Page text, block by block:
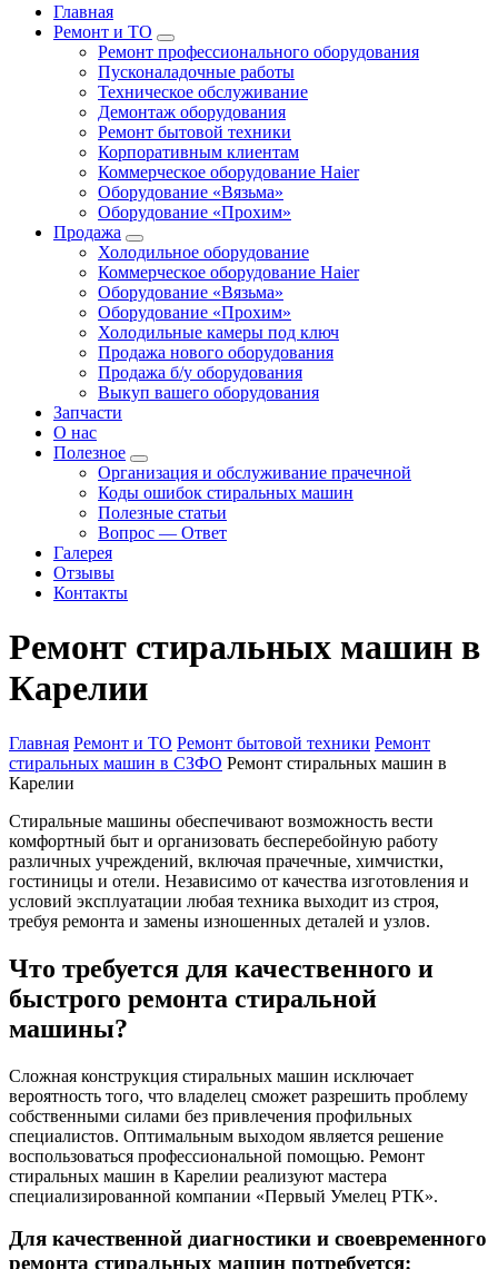
Главная
Ремонт и ТО
Ремонт профессионального оборудования
Пусконаладочные работы
Техническое обслуживание
Демонтаж оборудования
Ремонт бытовой техники
Корпоративным клиентам
Коммерческое оборудование Haier
Оборудование «Вязьма»
Оборудование «Прохим»
Продажа
Холодильное оборудование
Коммерческое оборудование Haier
Оборудование «Вязьма»
Оборудование «Прохим»
Холодильные камеры под ключ
Продажа нового оборудования
Продажа б/у оборудования
Выкуп вашего оборудования
Запчасти
О нас
Полезное
Организация и обслуживание прачечной
Коды ошибок стиральных машин
Полезные статьи
Вопрос — Ответ
Галерея
Отзывы
Контакты
Ремонт стиральных машин в
Карелии
Главная Ремонт и ТО Ремонт бытовой техники Ремонт
стиральных машин в СЗФО Ремонт стиральных машин в
Карелии
Стиральные машины обеспечивают возможность вести
комфортный быт и организовать бесперебойную работу
различных учреждений, включая прачечные, химчистки,
гостиницы и отели. Независимо от качества изготовления и
условий эксплуатации любая техника выходит из строя,
требуя ремонта и замены изношенных деталей и узлов.
Что требуется для качественного и
быстрого ремонта стиральной
машины?
Сложная конструкция стиральных машин исключает
вероятность того, что владелец сможет разрешить проблему
собственными силами без привлечения профильных
специалистов. Оптимальным выходом является решение
воспользоваться профессиональной помощью. Ремонт
стиральных машин в Карелии реализуют мастера
специализированной компании «Первый Умелец РТК».
Для качественной диагностики и своевременного
ремонта стиральных машин потребуется: